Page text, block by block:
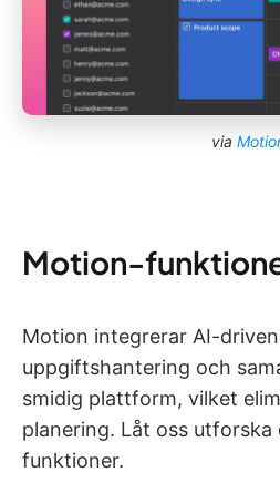
via
Motion-
Motion integrerar AI-
uppgiftshantering och
smidig plattform, vilket
planering. Låt oss utforska
funktioner.